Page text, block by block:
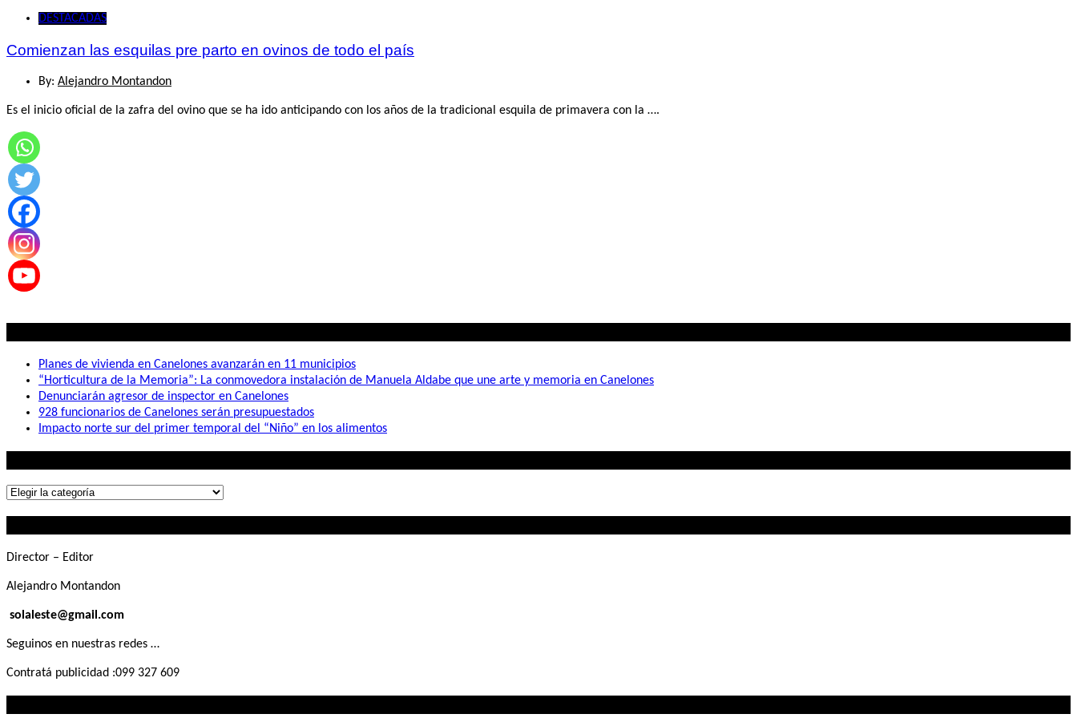
DESTACADAS
Comienzan las esquilas pre parto en ovinos de todo el país
By: Alejandro Montandon
Es el inicio oficial de la zafra del ovino que se ha ido anticipando con los años de la tradicional esquila de primavera con la ….
Planes de vivienda en Canelones avanzarán en 11 municipios
“Horticultura de la Memoria”: La conmovedora instalación de Manuela Aldabe que une arte y memoria en Canelones
Denunciarán agresor de inspector en Canelones
928 funcionarios de Canelones serán presupuestados
Impacto norte sur del primer temporal del “Niño” en los alimentos
Lo
Director – Editor
Alejandro Montandon
solaleste@gmail.com
Seguinos en nuestras redes …
Contratá publicidad :099 327 609